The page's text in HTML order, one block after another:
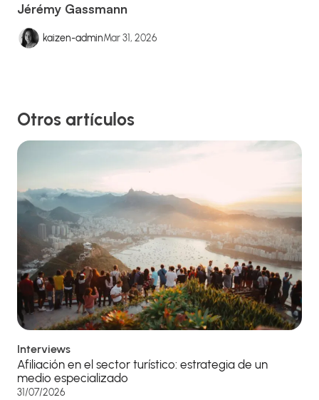
Jérémy Gassmann
kaizen-adminMar 31, 2026
Otros artículos
Interviews
Afiliación en el sector turístico: estrategia de un
medio especializado
31/07/2026